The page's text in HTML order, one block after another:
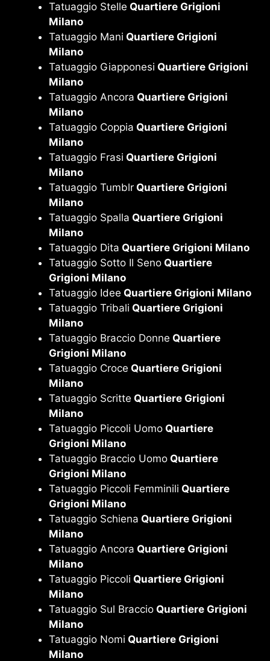
Tatuaggio Stelle Quartiere Grigioni
Milano
Tatuaggio Mani Quartiere Grigioni
Milano
Tatuaggio Giapponesi Quartiere Grigioni
Milano
Tatuaggio Ancora Quartiere Grigioni
Milano
Tatuaggio Coppia Quartiere Grigioni
Milano
Tatuaggio Frasi Quartiere Grigioni
Milano
Tatuaggio Tumblr Quartiere Grigioni
Milano
Tatuaggio Spalla Quartiere Grigioni
Milano
Tatuaggio Dita Quartiere Grigioni Milano
Tatuaggio Sotto Il Seno Quartiere
Grigioni Milano
Tatuaggio Idee Quartiere Grigioni Milano
Tatuaggio Tribali Quartiere Grigioni
Milano
Tatuaggio Braccio Donne Quartiere
Grigioni Milano
Tatuaggio Croce Quartiere Grigioni
Milano
Tatuaggio Scritte Quartiere Grigioni
Milano
Tatuaggio Piccoli Uomo Quartiere
Grigioni Milano
Tatuaggio Braccio Uomo Quartiere
Grigioni Milano
Tatuaggio Piccoli Femminili Quartiere
Grigioni Milano
Tatuaggio Schiena Quartiere Grigioni
Milano
Tatuaggio Ancora Quartiere Grigioni
Milano
Tatuaggio Piccoli Quartiere Grigioni
Milano
Tatuaggio Sul Braccio Quartiere Grigioni
Milano
Tatuaggio Nomi Quartiere Grigioni
Milano